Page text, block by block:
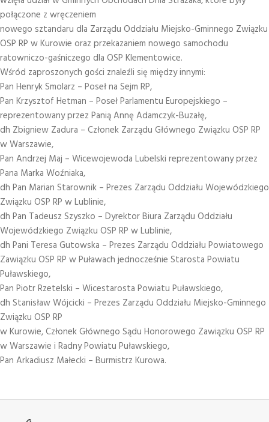
połączone z wręczeniem
nowego sztandaru dla Zarządu Oddziału Miejsko-Gminnego Związku
OSP RP w Kurowie oraz przekazaniem nowego samochodu
ratowniczo-gaśniczego dla OSP Klementowice.
Wśród zaproszonych gości znaleźli się między innymi:
Pan Henryk Smolarz – Poseł na Sejm RP,
Pan Krzysztof Hetman – Poseł Parlamentu Europejskiego –
reprezentowany przez Panią Annę Adamczyk-Buzałę,
dh Zbigniew Zadura – Członek Zarządu Głównego Związku OSP RP
w Warszawie,
Pan Andrzej Maj – Wicewojewoda Lubelski reprezentowany przez
Pana Marka Woźniaka,
dh Pan Marian Starownik – Prezes Zarządu Oddziału Wojewódzkiego
Związku OSP RP w Lublinie,
dh Pan Tadeusz Szyszko – Dyrektor Biura Zarządu Oddziału
Wojewódzkiego Związku OSP RP w Lublinie,
dh Pani Teresa Gutowska – Prezes Zarządu Oddziału Powiatowego
Zawiązku OSP RP w Puławach jednocześnie Starosta Powiatu
Puławskiego,
Pan Piotr Rzetelski – Wicestarosta Powiatu Puławskiego,
dh Stanisław Wójcicki – Prezes Zarządu Oddziału Miejsko-Gminnego
Związku OSP RP
w Kurowie, Członek Głównego Sądu Honorowego Zawiązku OSP RP
w Warszawie i Radny Powiatu Puławskiego,
Pan Arkadiusz Małecki – Burmistrz Kurowa.